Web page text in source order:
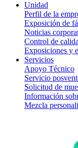
Unidad
Perfil de la
Exposición de
Noticias
Control de
Exposiciones y
Servicios
Apoyo Técnico
Servicio
Solicitud de
Información
Mezcla